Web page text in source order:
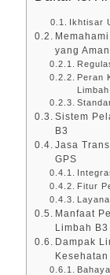
Ikhtisar
yang Aman
Peran
Limbah
Sistem
B3
Jasa
GPS
Fitur
Manfaat
Limbah B3
Dampak
Kesehatan